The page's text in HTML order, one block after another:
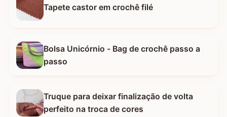
Tapete castor em crochê filé
Bolsa Unicórnio - Bag de crochê passo a
passo
Truque para deixar finalização de volta
perfeito na troca de cores